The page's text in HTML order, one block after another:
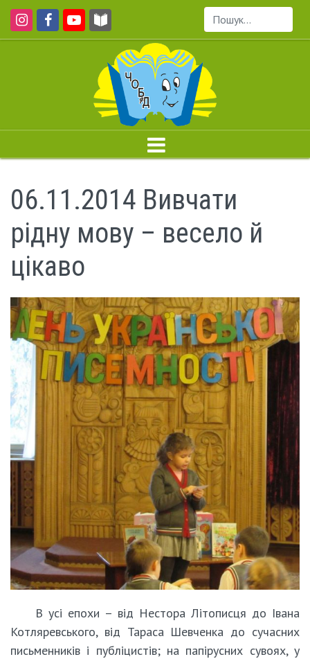
Пошук...
06.11.2014 Вивчати
рідну мову – весело й
цікаво
В усі епохи – від Нестора Літописця до Івана
Котляревського, від Тараса Шевченка до сучасних
письменників і публіцистів; на папірусних сувоях, у